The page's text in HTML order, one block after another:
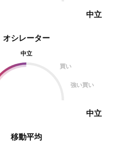
オシレーター
中立
買い
強い買い
中立
中立
移動平均